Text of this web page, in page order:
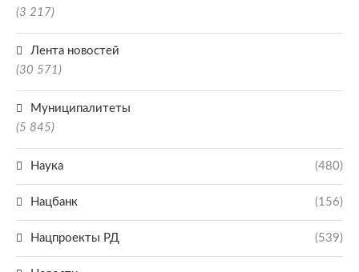
(3 217)
Лента новостей
(30 571)
Муниципалитеты
(5 845)
Наука (480)
Нацбанк (156)
Нацпроекты РД (539)